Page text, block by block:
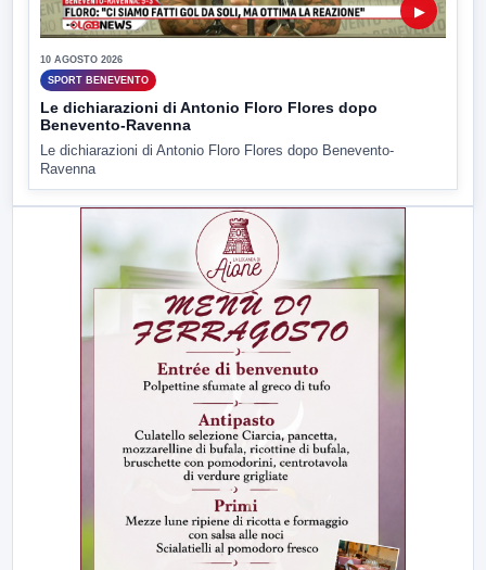
▶
10 AGOSTO 2026
SPORT BENEVENTO
Le dichiarazioni di Antonio Floro Flores dopo
Benevento-Ravenna
Le dichiarazioni di Antonio Floro Flores dopo Benevento-
Ravenna